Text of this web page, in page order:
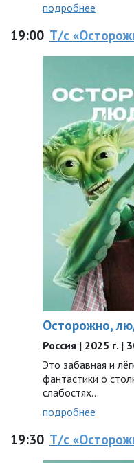
подробнее
19:00 Т/с
Осторожно,
Россия | 2025 г. |
Это забавная и
фантастики о
слабостях…
подробнее
19:30 Т/с